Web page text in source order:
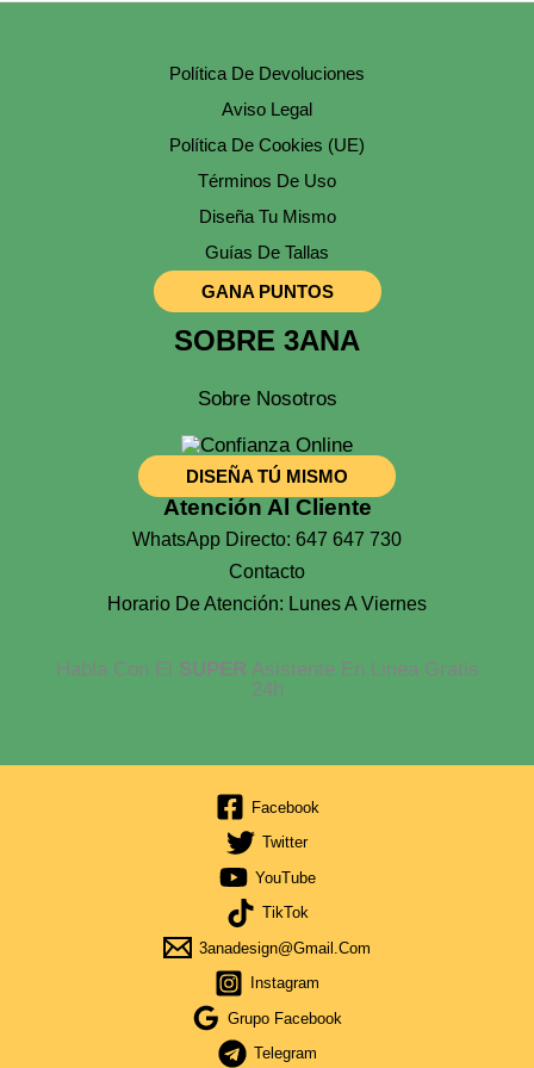
Política De Devoluciones
Aviso Legal
Política De Cookies (UE)
Términos De Uso
Diseña Tu Mismo
Guías De Tallas
GANA PUNTOS
SOBRE 3ANA
Sobre Nosotros
DISEÑA TÚ MISMO
Atención Al Cliente
WhatsApp Directo: 647 647 730
Contacto
Horario De Atención: Lunes A Viernes
Habla Con El SUPERAsistente En Linea Gratis
24h
Facebook
Twitter
YouTube
TikTok
3anadesign@gmail.com
Instagram
Grupo Facebook
Telegram